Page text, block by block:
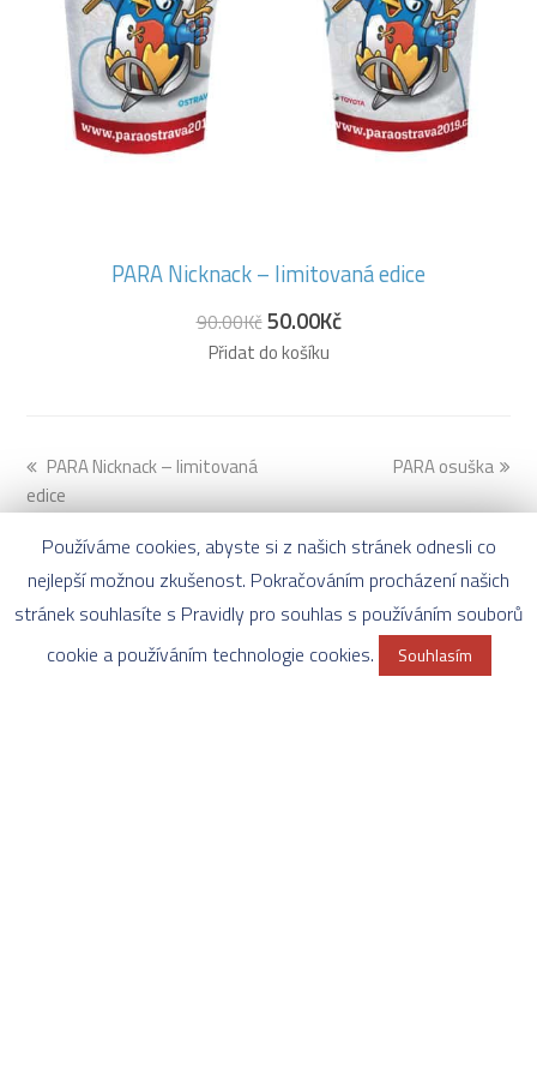
PARA Nicknack – limitovaná edice
90.00Kč50.00Kč
Přidat do košíku
previous
post:
PARA Nicknack – limitovaná
edice
next
PARA osuška
Používáme cookies, abyste si z našich stránek odnesli co
nejlepší možnou zkušenost. Pokračováním procházení našich
stránek souhlasíte s Pravidly pro souhlas s používáním souborů
cookie a používáním technologie cookies.
Souhlasím